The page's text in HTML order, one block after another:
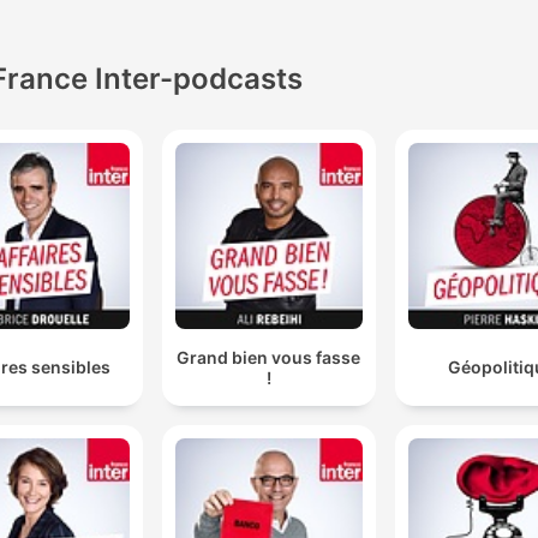
Inter-podcasts
sensibles
Grand bien vous fasse
!